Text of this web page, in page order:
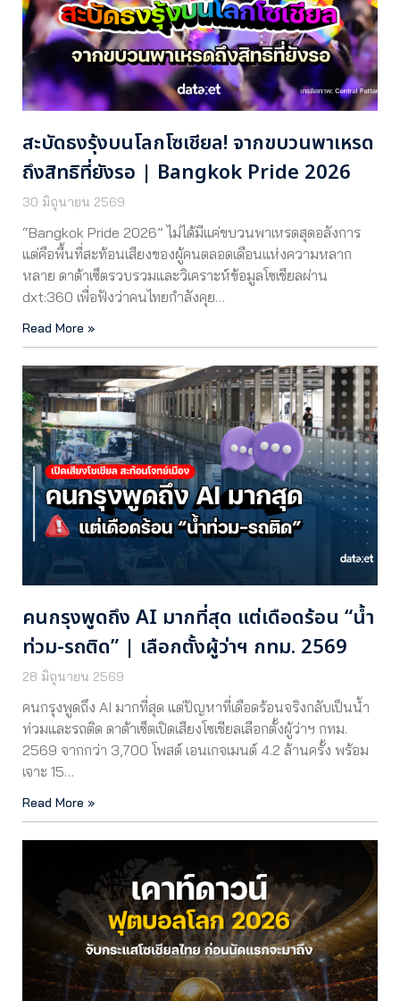
สะบัดธงรุ้งบนโลกโซเชียล! จากขบวนพาเหรด
ถึงสิทธิที่ยังรอ | Bangkok Pride 2026
30 มิถุนายน 2569
“Bangkok Pride 2026” ไม่ได้มีแค่ขบวนพาเหรดสุดอลังการ
แต่คือพื้นที่สะท้อนเสียงของผู้คนตลอดเดือนแห่งความหลาก
หลาย ดาต้าเซ็ตรวบรวมและวิเคราะห์ข้อมูลโซเชียลผ่าน
dxt:360 เพื่อฟังว่าคนไทยกำลังคุย…
Read More »
คนกรุงพูดถึง AI มากที่สุด แต่เดือดร้อน “น้ำ
ท่วม-รถติด” | เลือกตั้งผู้ว่าฯ กทม. 2569
28 มิถุนายน 2569
คนกรุงพูดถึง AI มากที่สุด แต่ปัญหาที่เดือดร้อนจริงกลับเป็นน้ำ
ท่วมและรถติด ดาต้าเซ็ตเปิดเสียงโซเชียลเลือกตั้งผู้ว่าฯ กทม.
2569 จากกว่า 3,700 โพสต์ เอนเกจเมนต์ 4.2 ล้านครั้ง พร้อม
เจาะ 15…
Read More »